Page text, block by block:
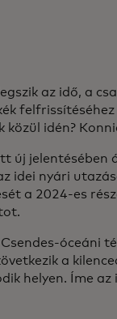
az idő, a
idén?
új jelentésében
idei nyári
a 2024-es
óceáni
a
helyen. Íme az